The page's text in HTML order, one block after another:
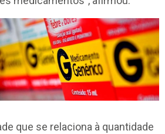
que se relaciona à quantidade